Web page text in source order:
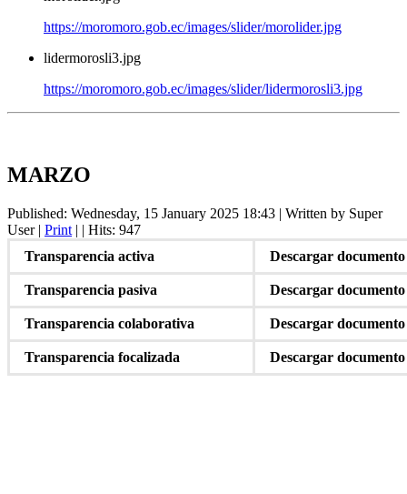
https://moromoro.gob.ec/images/slider/morolider.jpg
lidermorosli3.jpg
https://moromoro.gob.ec/images/slider/lidermorosli3.jpg
MARZO
Published: Wednesday, 15 January 2025 18:43 | Written by Super
User| Print | | Hits: 947
Transparencia activa
Descargar documento
Transparencia pasiva Descargar documento
Transparencia colaborativa Descargar documento
Transparencia focalizada Descargar documento